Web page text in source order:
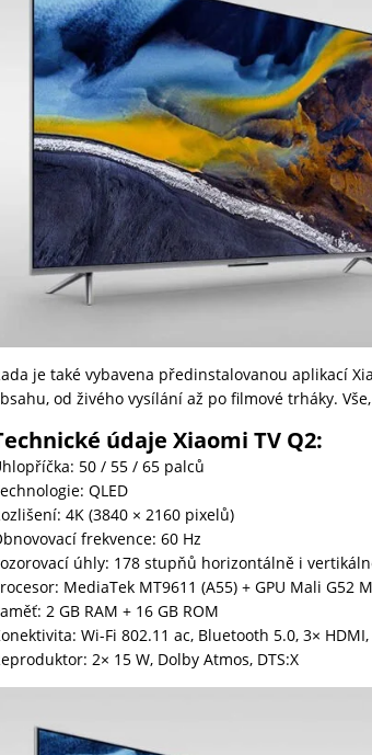
je také vybavena předinstalovanou aplikací
od živého vysílání až po filmové trháky.
údaje Xiaomi TV Q2:
50 / 55 / 65 palců
QLED
4K (3840 × 2160 pixelů)
frekvence: 60 Hz
úhly: 178 stupňů horizontálně i
MediaTek MT9611 (A55) + GPU Mali G52
2 GB RAM + 16 GB ROM
Wi-Fi 802.11 ac, Bluetooth 5.0, 3×
2× 15 W, Dolby Atmos, DTS:X